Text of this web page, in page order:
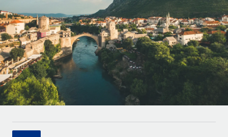
Conexión Remote
Integra los RR. HH. en tus flujos de trabajo sin
complicaciones.
Plataforma
Funciones esenciales de RR. HH. integradas para tu
equipo.
Mediana empresa
Amplía tu equipo con soluciones de RR. HH.
personalizadas.
Empresa
RR. HH. globales para grandes empresas.
ASOCIARSE
Socios tecnológicos estratégicos
Casos prácticos
Glosario de RR. HH.
Listas de verificación y plantillas
Biblioteca de descripciones de puestos
Eventos
Italiano
Português (Portugal)
日本語
한국어
中文（简体）